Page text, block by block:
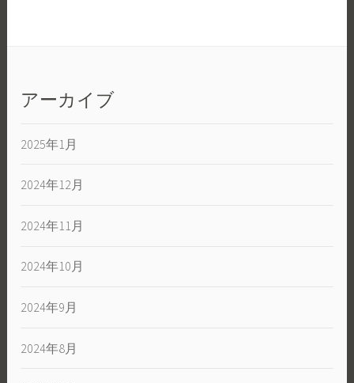
アーカイブ
2025年1月
2024年12月
2024年11月
2024年10月
2024年9月
2024年8月